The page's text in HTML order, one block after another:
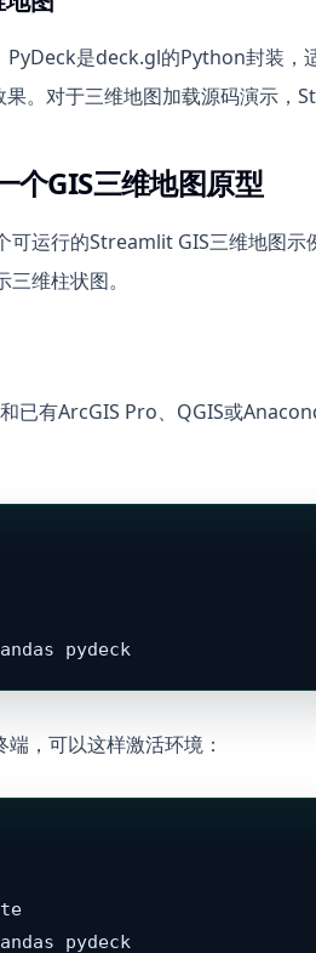
是deck.gl的Python封装，
。对于三维地图加载源码演示，
GIS三维地图原型
运行的Streamlit GIS三维地图示
维柱状图。
已有ArcGIS Pro、QGIS或
pydeck
，可以这样激活环境：
pydeck